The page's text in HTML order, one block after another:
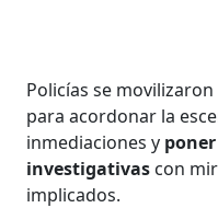
Policías se
para acordonar la
inmediaciones y
investigativas con
implicados.